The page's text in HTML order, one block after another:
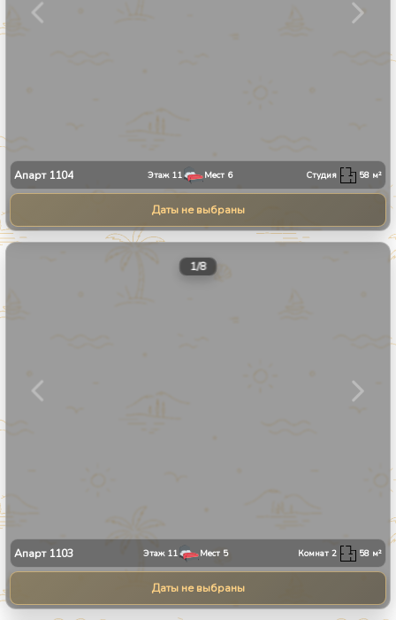
Апарт 1104 Этаж 11 Мест 6 Студия 58 м²
Даты не выбраны
1/8
Апарт 1103 Этаж 11 Мест 5 Комнат2 58 м²
Даты не выбраны